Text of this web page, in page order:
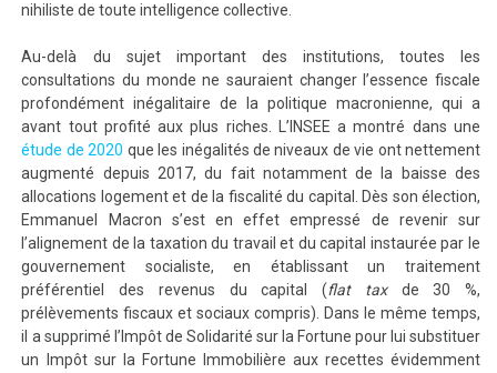
nihiliste de toute intelligence collective.
Au-delà du sujet important des institutions, toutes les
consultations du monde ne sauraient changer l’essence fiscale
profondément inégalitaire de la politique macronienne, qui a
avant tout profité aux plus riches. L’INSEE a montré dans une
étude de 2020 que les inégalités de niveaux de vie ont nettement
augmenté depuis 2017, du fait notamment de la baisse des
allocations logement et de la fiscalité du capital. Dès son élection,
Emmanuel Macron s’est en effet empressé de revenir sur
l’alignement de la taxation du travail et du capital instaurée par le
gouvernement socialiste, en établissant un traitement
préférentiel des revenus du capital (flat taxde 30 %,
prélèvements fiscaux et sociaux compris). Dans le même temps,
il a supprimé l’Impôt de Solidarité sur la Fortune pour lui substituer
un Impôt sur la Fortune Immobilière aux recettes évidemment